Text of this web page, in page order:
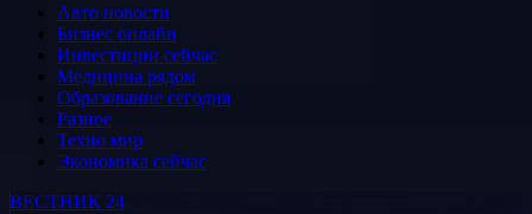
Авто новости
Бизнес онлайн
Инвестиции сейчас
Медицина рядом
Образование сегодня
Разное
Техно мир
Экономика сейчас
ВЕСТНИК 24